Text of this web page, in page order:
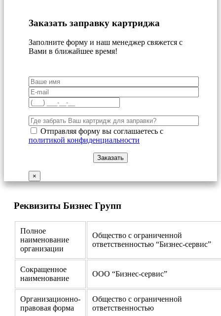
Заказать заправку картриджа
Заполните форму и наш менеджер свяжется с
Вами в ближайшее время!
Отправляя форму вы соглашаетесь с
политикой конфиденциальности
×
Реквизиты Бизнес Групп
Полное
наименование
организации
Общество с ограниченной
ответственностью “Бизнес-сервис”
Сокращенное
наименование
ООО “Бизнес-сервис”
Организационно-
правовая форма
Общество с ограниченной
ответственностью